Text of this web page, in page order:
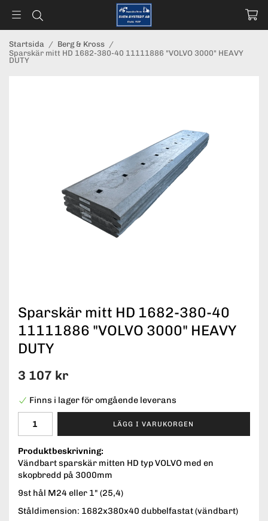
Startsida / Berg & Kross /
Sparskär mitt HD 1682-380-40 11111886 "VOLVO 3000" HEAVY
DUTY
Sparskär mitt HD 1682-380-40
11111886 "VOLVO 3000" HEAVY
DUTY
3 107 kr
Finns i lager för omgående leverans
LÄGG I VARUKORGEN
Produktbeskrivning:
Vändbart sparskär mitten HD typ VOLVO med en
skopbredd på 3000mm
9st hål M24 eller 1" (25,4)
Ståldimension: 1682x380x40 dubbelfastat (vändbart)